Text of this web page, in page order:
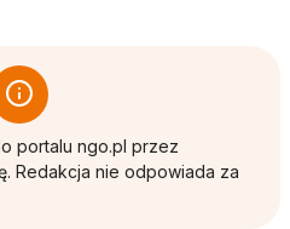
portalu ngo.pl przez
Redakcja nie odpowiada za